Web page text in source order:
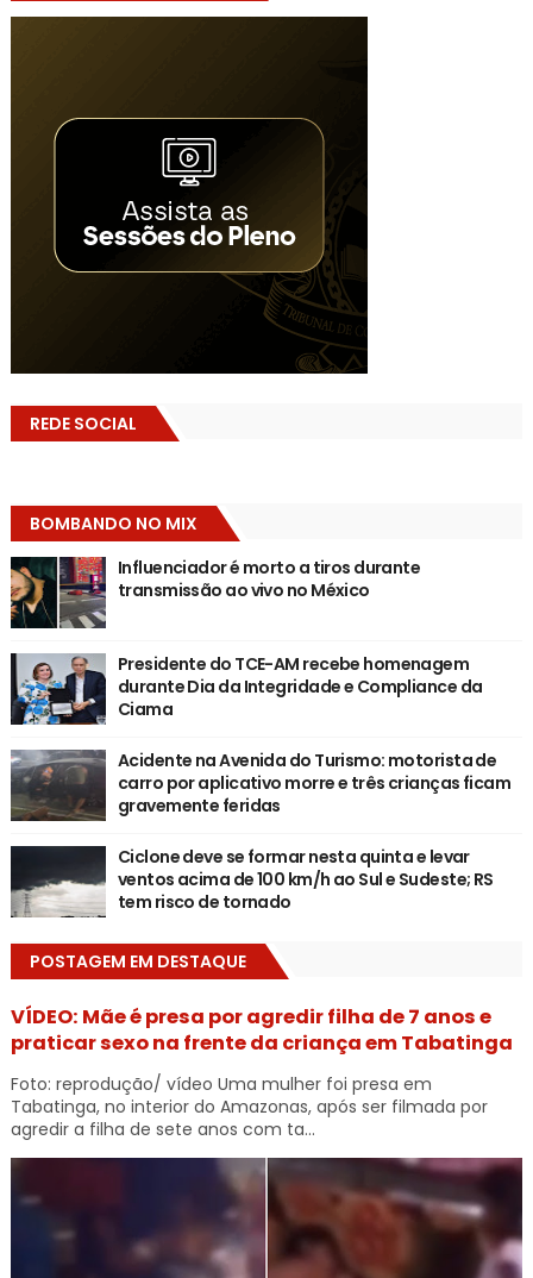
REDE SOCIAL
BOMBANDO NO MIX
Influenciador é morto a tiros durante
transmissão ao vivo no México
Presidente do TCE-AM recebe homenagem
durante Dia da Integridade e Compliance da
Ciama
Acidente na Avenida do Turismo: motorista de
carro por aplicativo morre e três crianças ficam
gravemente feridas
Ciclone deve se formar nesta quinta e levar
ventos acima de 100 km/h ao Sul e Sudeste; RS
tem risco de tornado
POSTAGEM EM DESTAQUE
VÍDEO: Mãe é presa por agredir filha de 7 anos e
praticar sexo na frente da criança em Tabatinga
Foto: reprodução/ vídeo Uma mulher foi presa em
Tabatinga, no interior do Amazonas, após ser filmada por
agredir a filha de sete anos com ta...